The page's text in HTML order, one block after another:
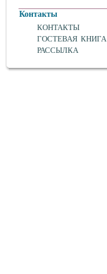
Контакты
КОНТАКТЫ
ГОСТЕВАЯ КНИГА
РАССЫЛКА